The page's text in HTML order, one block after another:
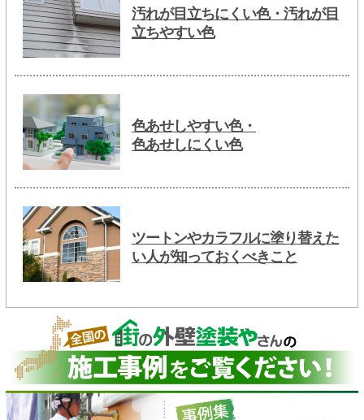
汚れが目立ちにくい色・汚れが目
立ちやすい色
色あせしやすい色・
色あせしにくい色
ツートンやカラフルに塗り替えた
い人が知っておくべきこと